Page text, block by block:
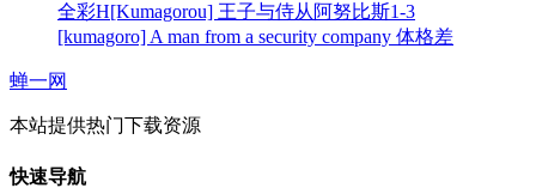
全彩H[Kumagorou] 王子与侍从阿努比斯1-3
[kumagoro] A man from a security company 体格差
蝉一网
本站提供热门下载资源
快速导航